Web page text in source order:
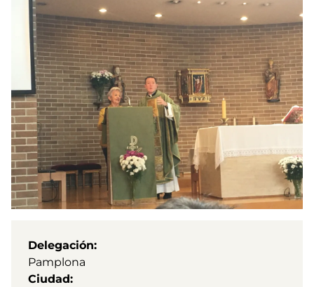
Delegación
Pamplona
Ciudad